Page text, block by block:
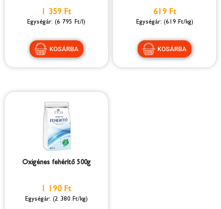
1 359 Ft
(6 795 Ft/l)
619 Ft
(619 Ft/kg)
Oxigénes fehérítő 500g
1 190 Ft
(2 380 Ft/kg)